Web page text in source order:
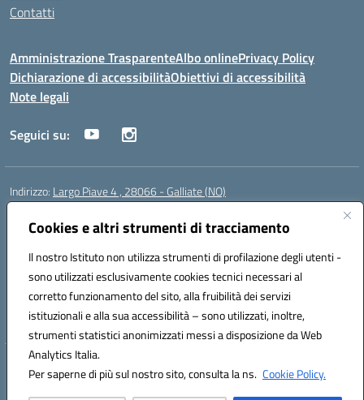
Cookies e altri strumenti di tracciamento
Il nostro Istituto non utilizza strumenti di profilazione degli utenti -
sono utilizzati esclusivamente cookies tecnici necessari al
corretto funzionamento del sito, alla fruibilità dei servizi
istituzionali e alla sua accessibilità – sono utilizzati, inoltre,
strumenti statistici anonimizzati messi a disposizione da Web
Analytics Italia.
Per saperne di più sul nostro sito, consulta la ns. Cookie Policy.
Contatti
Amministrazione TrasparenteAlbo onlinePrivacy Policy
Dichiarazione di accessibilitàObiettivi di accessibilità
Note legali
Seguici su:
Indirizzo: Largo Piave 4 , 28066 - Galliate (NO)
Centralino:
Posta elettronica certificata (PEC):noic818005@pec.istruzione.it
Codice fiscale: 80012920031
Codice meccanografico:NOIC818005
Codice Indice delle Pubbliche Amministrazioni (IPA): istsc_noic818005
Codice unico di fatturazione (CUF): UF6KHS
Hosting & Powered by 3D Solution S.r.l.
Concept & Design by Designers Italia